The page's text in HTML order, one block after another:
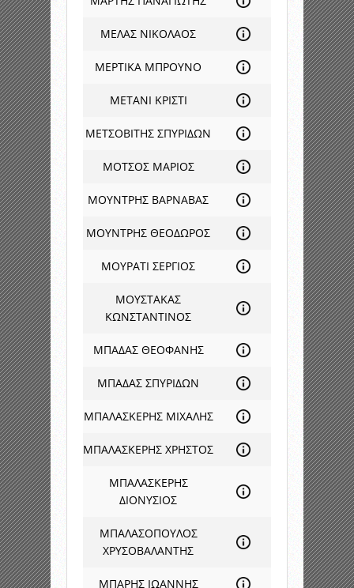
ΜΕΛΑΣ ΝΙΚΟΛΑΟΣ
ΜΕΡΤΙΚΑ ΜΠΡΟΥΝΟ
ΜΕΤΑΝΙ ΚΡΙΣΤΙ
ΜΕΤΣΟΒΙΤΗΣ ΣΠΥΡΙΔΩΝ
ΜΟΤΣΟΣ ΜΑΡΙΟΣ
ΜΟΥΝΤΡΗΣ ΒΑΡΝΑΒΑΣ
ΜΟΥΝΤΡΗΣ ΘΕΟΔΩΡΟΣ
ΜΟΥΡΑΤΙ ΣΕΡΓΙΟΣ
ΜΟΥΣΤΑΚΑΣ
ΚΩΝΣΤΑΝΤΙΝΟΣ
ΜΠΑΔΑΣ ΘΕΟΦΑΝΗΣ
ΜΠΑΔΑΣ ΣΠΥΡΙΔΩΝ
ΜΠΑΛΑΣΚΕΡΗΣ ΜΙΧΑΛΗΣ
ΜΠΑΛΑΣΚΕΡΗΣ ΧΡΗΣΤΟΣ
ΜΠΑΛΑΣΚΕΡΗΣ
ΔΙΟΝΥΣΙΟΣ
ΜΠΑΛΑΣΟΠΟΥΛΟΣ
ΧΡΥΣΟΒΑΛΑΝΤΗΣ
ΜΠΑΡΗΣ ΙΩΑΝΝΗΣ